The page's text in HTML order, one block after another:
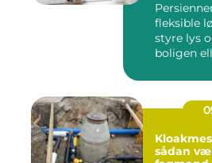
fleksible
styre lys
boligen
sådan